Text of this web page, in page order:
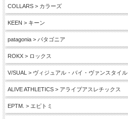
COLLARS > カラーズ
KEEN > キーン
patagonia > パタゴニア
ROKX > ロックス
V/SUAL > ヴィジュアル・バイ・ヴァンスタイル
ALIVE ATHLETICS > アライブアスレチックス
EPTM. > エピトミ